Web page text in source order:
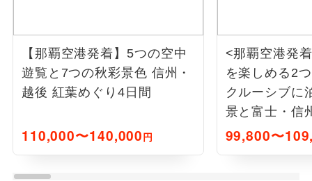
【那覇空港発着】5つの空中
遊覧と7つの秋彩景色 信州・
越後 紅葉めぐり4日間
110,000〜140,000円
<那覇空港発
を楽しめる2
クルーシブに
景と富士・信
沢3日間
99,800〜